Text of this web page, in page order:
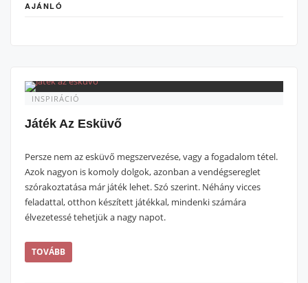
AJÁNLÓ
INSPIRÁCIÓ
Játék Az Esküvő
Persze nem az esküvő megszervezése, vagy a fogadalom tétel.
Azok nagyon is komoly dolgok, azonban a vendégsereglet
szórakoztatása már játék lehet. Szó szerint. Néhány vicces
feladattal, otthon készített játékkal, mindenki számára
élvezetessé tehetjük a nagy napot.
TOVÁBB